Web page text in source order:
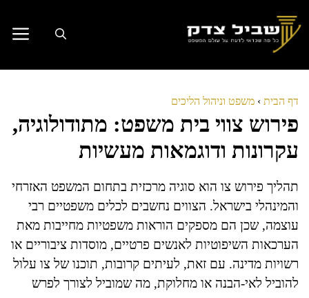
לתוכן
דף הבית › משפט וניהול הליכים
פירוש צווי בית משפט: מתודולוגיה,
עקרונות ודוגמאות מעשיות
תהליך פירוש צו הוא סוגיה מרכזית בתחום המשפט האזרחי
והמינהלי בישראל. הצווים נחשבים לכלים משפטיים רבי
עוצמה, שכן הם מספקים הוראות משפטיות מחייבות מאת
הערכאות השיפוטיות לאנשים פרטיים, מוסדות ציבוריים או
רשויות מדינה. עם זאת, לעיתים קרובות, תוכנו של צו עלול
להוביל לאי-הבנה או מחלוקת, מה שמוביל לצורך לפרש